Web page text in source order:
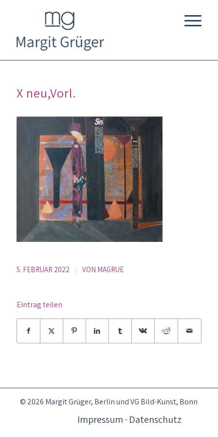
X neu,Vorl.
5. FEBRUAR 2022 / VON MAGRUE
Eintrag teilen
© 2026 Margit Grüger, Berlin und VG Bild-Kunst, Bonn
Impressum · Datenschutz